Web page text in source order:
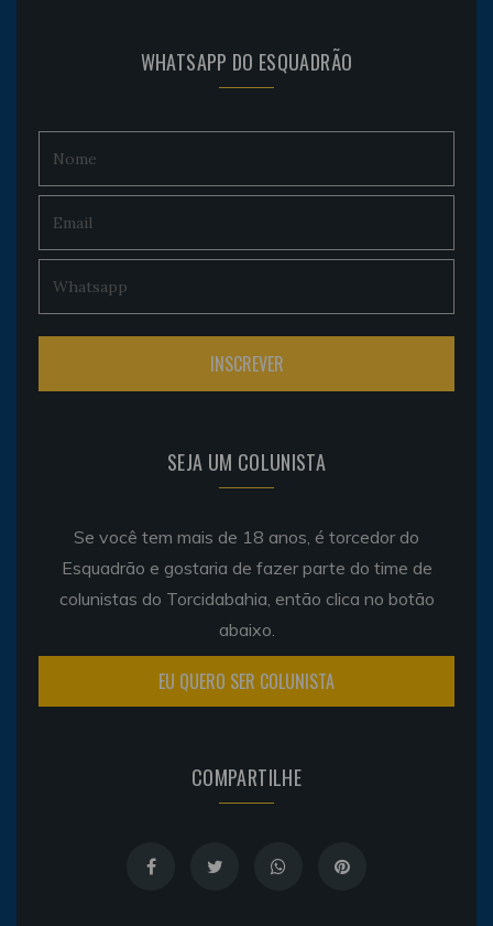
WHATSAPP DO ESQUADRÃO
SEJA UM COLUNISTA
Se você tem mais de 18 anos, é torcedor do
Esquadrão e gostaria de fazer parte do time de
colunistas do Torcidabahia, então clica no botão
abaixo.
EU QUERO SER COLUNISTA
COMPARTILHE